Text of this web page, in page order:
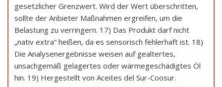
gesetzlicher Grenzwert. Wird der Wert überschritten,
sollte der Anbieter Maßnahmen ergreifen, um die
Belastung zu verringern. 17) Das Produkt darf nicht
„nativ extra“ heißen, da es sensorisch fehlerhaft ist. 18)
Die Analysenergebnisse weisen auf gealtertes,
unsachgemäß gelagertes oder wärmegeschädigtes Öl
hin. 19) Hergestellt von Aceites del Sur-Coosur.